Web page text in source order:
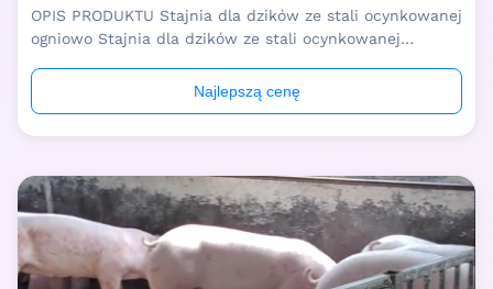
OPIS PRODUKTU Stajnia dla dzików ze stali ocynkowanej
ogniowo Stajnia dla dzików ze stali ocynkowanej
zbierania nasienia.Posiada ocynkowane ogniowo
ogrodzenia i podłogę z listew cementowych, aby
Najlepszą cenę